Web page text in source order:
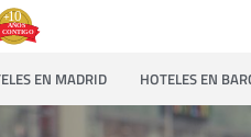
EN MADRID HOTELES EN